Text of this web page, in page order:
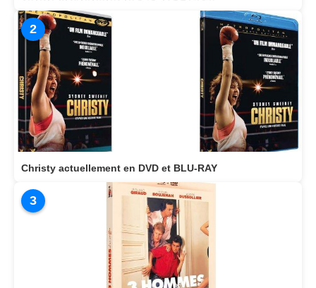
2
Christy actuellement en DVD et BLU-RAY
3